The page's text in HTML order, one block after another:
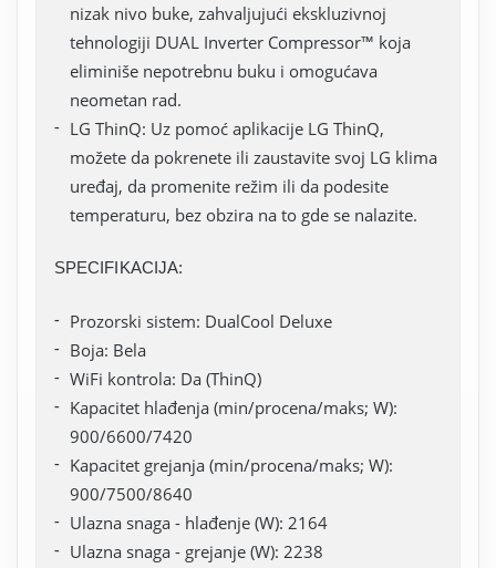
nizak nivo buke, zahvaljujući ekskluzivnoj
tehnologiji DUAL Inverter Compressor™ koja
eliminiše nepotrebnu buku i omogućava
neometan rad.
LG ThinQ: Uz pomoć aplikacije LG ThinQ,
možete da pokrenete ili zaustavite svoj LG klima
uređaj, da promenite režim ili da podesite
temperaturu, bez obzira na to gde se nalazite.
SPECIFIKACIJA:
Prozorski sistem: DualCool Deluxe
Boja: Bela
WiFi kontrola: Da (ThinQ)
Kapacitet hlađenja (min/procena/maks; W):
900/6600/7420
Kapacitet grejanja (min/procena/maks; W):
900/7500/8640
Ulazna snaga - hlađenje (W): 2164
Ulazna snaga - grejanje (W): 2238